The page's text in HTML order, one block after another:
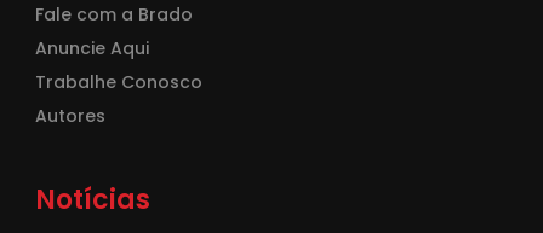
Fale com a Brado
Anuncie Aqui
Trabalhe Conosco
Autores
Notícias